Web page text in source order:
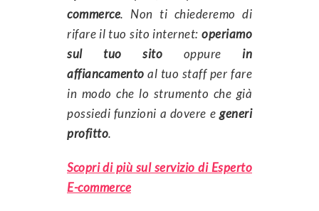
commerce. Non ti chiederemo di
rifare il tuo sito internet: operiamo
sul tuo sito oppure in
affiancamento al tuo staff per fare
in modo che lo strumento che già
possiedi funzioni a dovere e generi
profitto.
Scopri di più sul servizio di Esperto
E-commerce